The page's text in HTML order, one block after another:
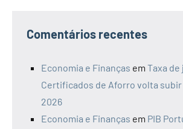
Comentários recentes
Economia e Finanças em Taxa de
Certificados de Aforro volta
2026
Economia e Finanças em PIB